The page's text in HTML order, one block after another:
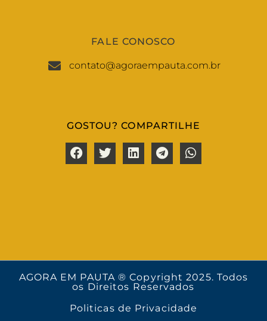
FALE CONOSCO
contato@agoraempauta.com.br
GOSTOU? COMPARTILHE
AGORA EM PAUTA ® Copyright 2025. Todos
os Direitos Reservados
Politicas de Privacidade